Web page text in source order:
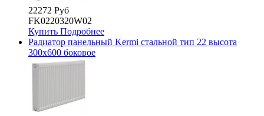
22272 Руб
FK0220320W02
Купить Подробнее
Радиатор панельный Kermi стальной тип 22 высота
300х600 боковое